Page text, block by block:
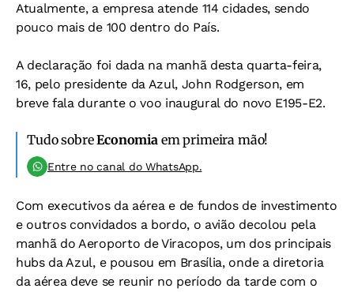
Atualmente, a empresa atende 114 cidades, sendo
pouco mais de 100 dentro do País.
A declaração foi dada na manhã desta quarta-feira,
16, pelo presidente da Azul, John Rodgerson, em
breve fala durante o voo inaugural do novo E195-E2.
Tudo sobreEconomiaem primeira mão!
Entre no canal do WhatsApp.
Com executivos da aérea e de fundos de investimento
e outros convidados a bordo, o avião decolou pela
manhã do Aeroporto de Viracopos, um dos principais
hubsda Azul, e pousou em Brasília, onde a diretoria
da aérea deve se reunir no período da tarde com o